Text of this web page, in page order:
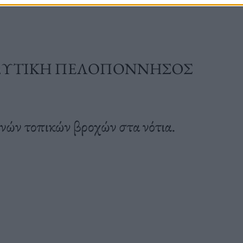
ΠΕΛΟΠΟΝΝΗΣΟΣ
τοπικών βροχών στα νότια.